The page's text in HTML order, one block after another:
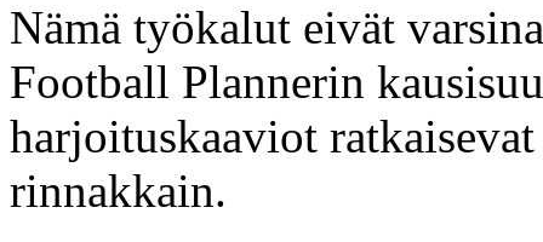
Nämä työkalut eivät
Football Plannerin
harjoituskaaviot
rinnakkain.